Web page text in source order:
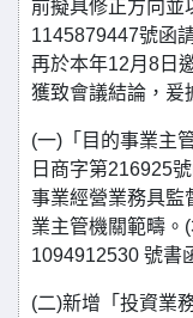
前擬具修正方向並
1145879447號函
再於本年12月8日
獲致會議結論，爰
(一)「目的事業主
日商字第216925
事業經營業務具監
業主管機關範疇。
1094912530 號書
(二)新增「投資業